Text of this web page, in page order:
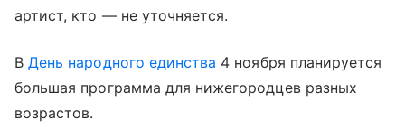
артист, кто — не уточняется.
ВДень народного единства 4 ноября планируется
большая программа для нижегородцев разных
возрастов.